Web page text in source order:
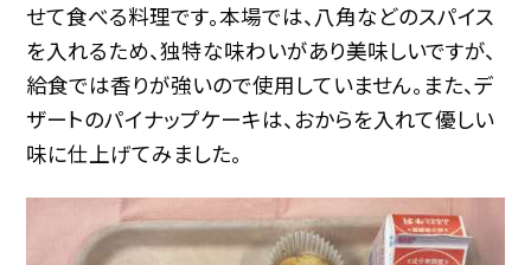
せて食べる料理です。本場では、八角などのスパイス
を入れるため、独特な味わいがあり美味しいですが、
給食では香りが強いので使用していません。また、デ
ザートのパイナップケーキは、おからを入れて優しい
味に仕上げてみました。